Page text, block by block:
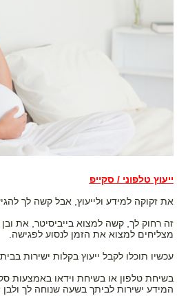
ייעוץ טלפוני / סקייפ
את זקוקה למידע ולייעוץ, אבל קשה לך
זה רחוק לך, קשה למצוא בייביסיטר, את
מצליחים למצוא את הזמן לנסוע לפגישה.
עכשיו תוכלו לקבל ייעוץ בקלות ישירות
בשיחת טלפון או בשיחת וידאו באמצעות
המידע ישירות לביתך בשעה שנוחה לך ולבן